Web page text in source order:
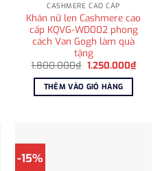
CASHMERE CAO CẤP
Khăn nữ len Cashmere cao
cấp KQVG-WD002 phong
cách Van Gogh làm quà
tặng
1.800.000₫ Giá
là:
1.800.000₫.
1.250.000₫Giá
hiện
THÊM VÀO GIỎ HÀNG
-15%